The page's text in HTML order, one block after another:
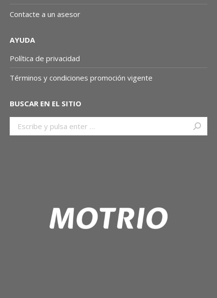
Contacte a un asesor
AYUDA
Política de privacidad
Términos y condiciones promoción vigente
BUSCAR EN EL SITIO